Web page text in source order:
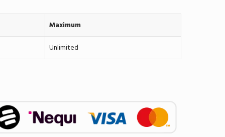
Maximum
Unlimited